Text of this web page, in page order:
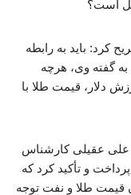
کرد: باید به رابطه
گفته وی، هرچه
دلار، قیمت طلا با
علی عقیلی کارشناس
و تأکید کرد که
قیمت طلا و نفت توجه